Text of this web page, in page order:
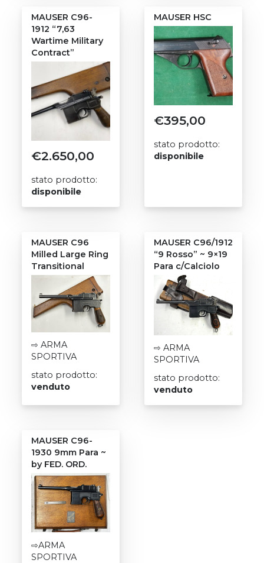
MAUSER C96-
1912 “7,63
Wartime Military
Contract”
€2.650,00
stato prodotto:
disponibile
MAUSER HSC
€395,00
stato prodotto:
disponibile
MAUSER C96
Milled Large Ring
Transitional
⇨ ARMA
SPORTIVA
stato prodotto:
venduto
MAUSER C96/1912
“9 Rosso” ~ 9×19
Para c/Calciolo
⇨ ARMA
SPORTIVA
stato prodotto:
venduto
MAUSER C96-
1930 9mm Para ~
by FED. ORD.
⇨ARMA
SPORTIVA